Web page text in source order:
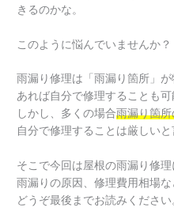
きるのかな。
このように悩んでいませんか？
雨漏り修理は「雨漏り箇所」
あれば自分で修理することも可
しかし、多くの場合雨漏り箇
自分で修理することは厳しいと
そこで今回は屋根の雨漏り修
雨漏りの原因、修理費用相場
どうぞ最後までお読みください
事
デ
ッ
キ
事
の